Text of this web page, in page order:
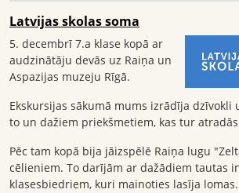
Latvijas skolas soma
5. decembrī 7.a klase kopā ar
audzinātāju devās uz Raiņa un
Aspazijas muzeju Rīgā.
Ekskursijas sākumā mums izrādīja
to un dažiem priekšmetiem, kas tur
Pēc tam kopā bija jāizspēlē Raiņa lugu
cēlieniem. To darījām ar dažādiem tautas
klasesbiedriem, kuri mainoties lasīja lomas.